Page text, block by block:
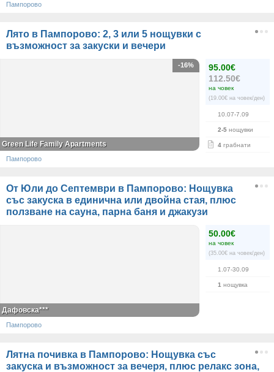
Пампорово
Лято в Пампорово: 2, 3 или 5 нощувки с
възможност за закуски и вечери
95.00€
112.50€
на човек
(19.00€ на човек/ден)
10.07-7.09
2-5 нощувки
4 грабнати
-16%
Green Life Family Apartments
Пампорово
От Юли до Септември в Пампорово: Нощувка
със закуска в единична или двойна стая, плюс
ползване на сауна, парна баня и джакузи
50.00€
на човек
(35.00€ на човек/ден)
1.07-30.09
1 нощувка
Дафовска***
Пампорово
Лятна почивка в Пампорово: Нощувка със
закуска и възможност за вечеря, плюс релакс зона,